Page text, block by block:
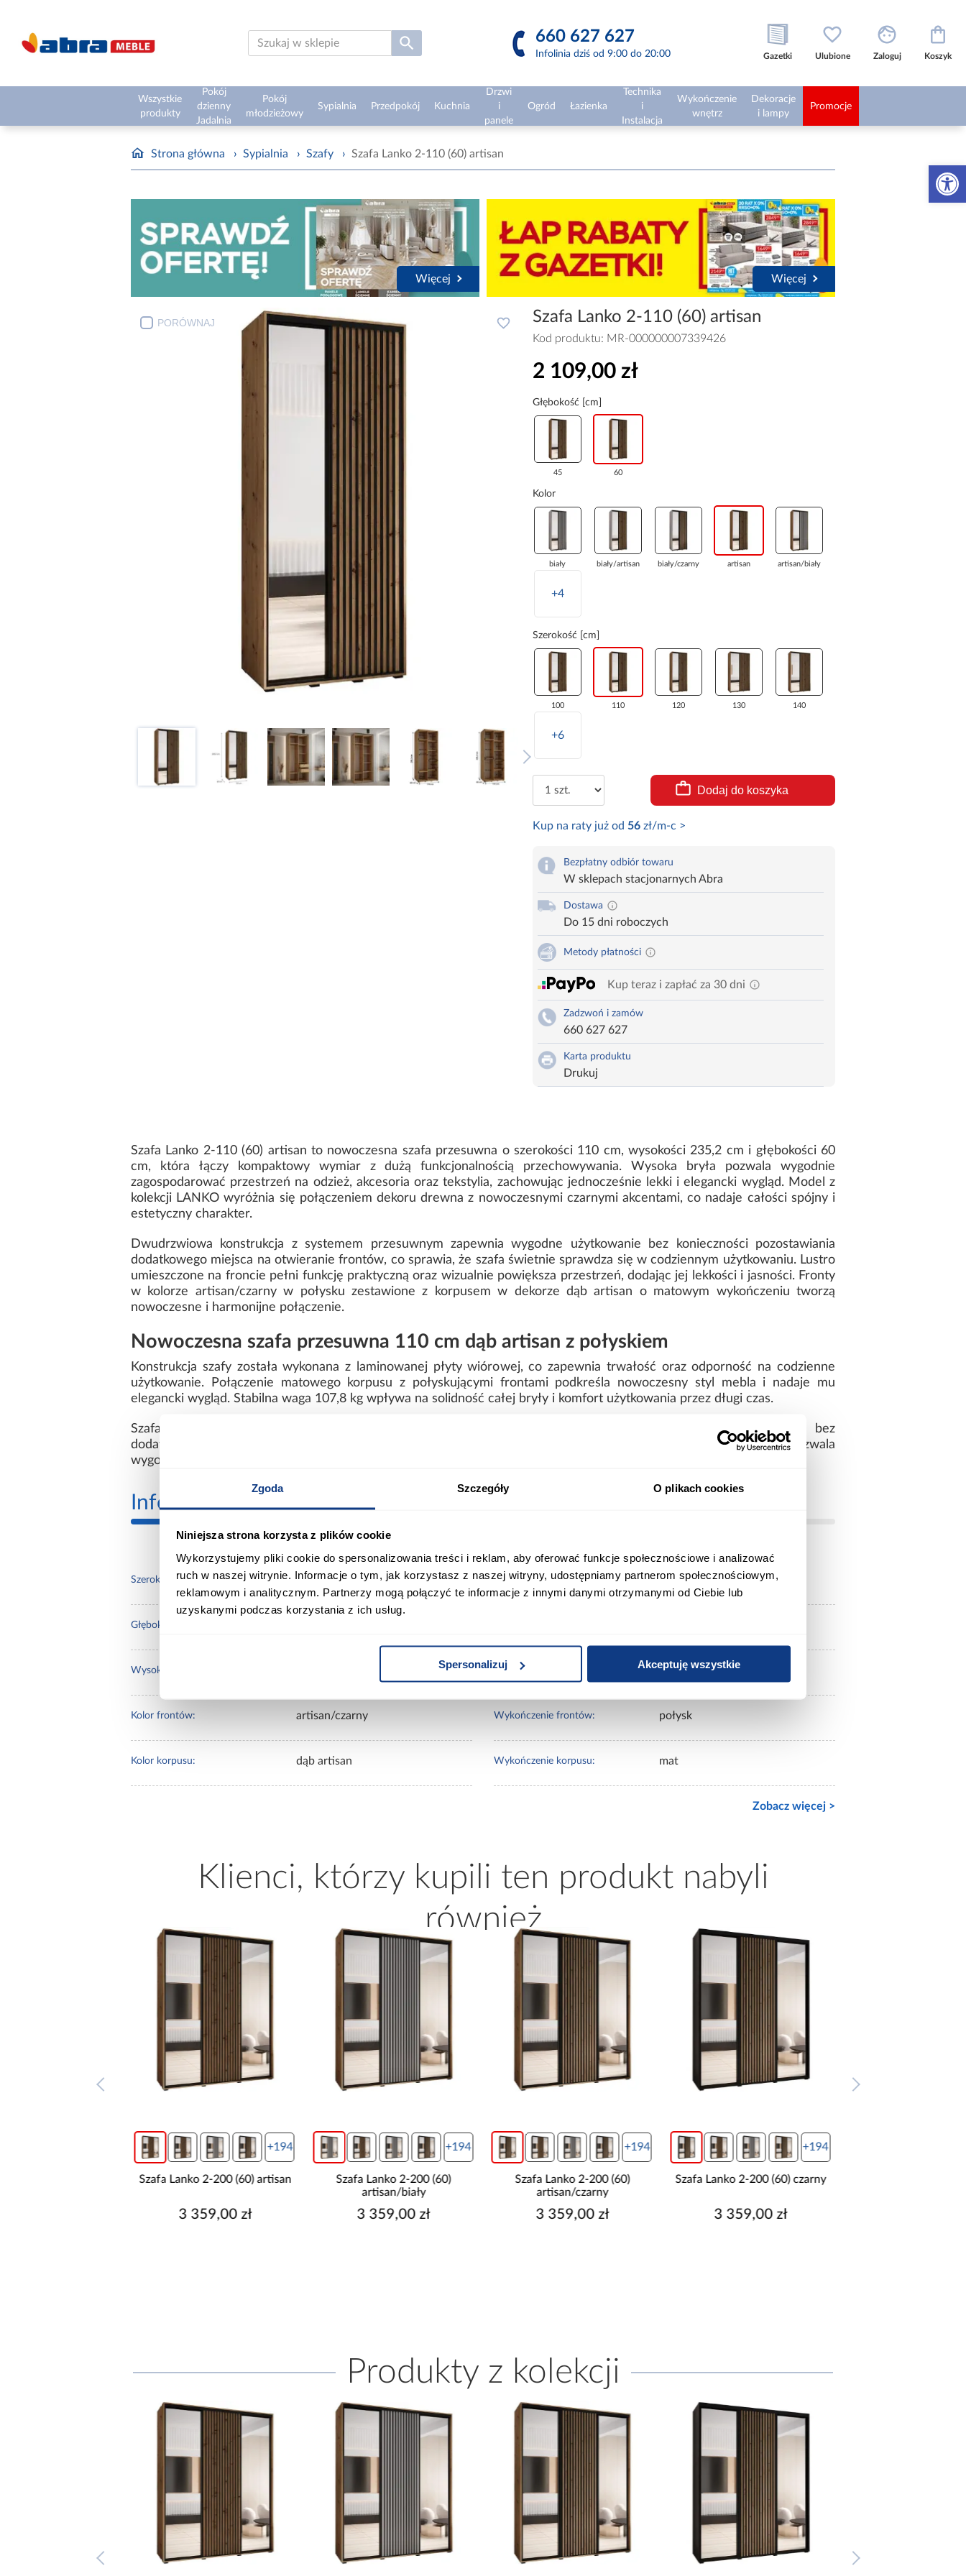
Zgoda Szczegóły O plikach cookies
Niniejsza strona korzysta z plików cookie
Wykorzystujemy pliki cookie do spersonalizowania treści i reklam, aby oferować funkcje społecznościowe i analizować
ruch w naszej witrynie. Informacje o tym, jak korzystasz z naszej witryny, udostępniamy partnerom społecznościowym,
reklamowym i analitycznym. Partnerzy mogą połączyć te informacje z innymi danymi otrzymanymi od Ciebie lub
uzyskanymi podczas korzystania z ich usług.
Spersonalizuj Akceptuję wszystkie
Otwórz
660 627 627
Infolinia dziś od 9:00 do 20:00 Gazetki Ulubione Zaloguj Koszyk
Wszystkie
produkty
Pokój
dzienny
Jadalnia
Pokój
młodzieżowy
Sypialnia Przedpokój Kuchnia
Drzwi
i
panele
Ogród Łazienka
Technika
i
Instalacja
Wykończenie
wnętrz
Dekoracje
i lampy
Promocje
Strona główna › Sypialnia › Szafy › Szafa Lanko 2-110 (60) artisan
Więcej Więcej
PORÓWNAJ Szafa Lanko 2-110 (60) artisan
Kod produktu: MR-000000007339426
2 109,00 zł
Głębokość [cm]
45 60
Kolor
biały biały/artisan biały/czarny artisan artisan/biały
+4
Szerokość [cm]
100 110 120 130 140
+6
Dodaj do koszyka
Kup na raty już od 56zł/m-c >
Bezpłatny odbiór towaru
W sklepach stacjonarnych Abra
Dostawa
Do 15 dni roboczych
Metody płatności
Kup teraz i zapłać za 30 dni
Zadzwoń i zamów
660 627 627
Karta produktu
Drukuj
Szafa Lanko 2-110 (60) artisan to nowoczesna szafa przesuwna o szerokości 110 cm, wysokości 235,2 cm i głębokości 60
cm, która łączy kompaktowy wymiar z dużą funkcjonalnością przechowywania. Wysoka bryła pozwala wygodnie
zagospodarować przestrzeń na odzież, akcesoria oraz tekstylia, zachowując jednocześnie lekki i elegancki wygląd. Model z
kolekcji LANKO wyróżnia się połączeniem dekoru drewna z nowoczesnymi czarnymi akcentami, co nadaje całości spójny i
estetyczny charakter.
Dwudrzwiowa konstrukcja z systemem przesuwnym zapewnia wygodne użytkowanie bez konieczności pozostawiania
dodatkowego miejsca na otwieranie frontów, co sprawia, że szafa świetnie sprawdza się w codziennym użytkowaniu. Lustro
umieszczone na froncie pełni funkcję praktyczną oraz wizualnie powiększa przestrzeń, dodając jej lekkości i jasności. Fronty
w kolorze artisan/czarny w połysku zestawione z korpusem w dekorze dąb artisan o matowym wykończeniu tworzą
nowoczesne i harmonijne połączenie.
Nowoczesna szafa przesuwna 110 cm dąb artisan z połyskiem
Konstrukcja szafy została wykonana z laminowanej płyty wiórowej, co zapewnia trwałość oraz odporność na codzienne
użytkowanie. Połączenie matowego korpusu z połyskującymi frontami podkreśla nowoczesny styl mebla i nadaje mu
elegancki wygląd. Stabilna waga 107,8 kg wpływa na solidność całej bryły i komfort użytkowania przez długi czas.
Szafa Lanko 2-110 artisan nie posiada oświetlenia, dzięki czemu zachowuje minimalistyczną i spójną formę bez
dodatkowych elementów. Model przeznaczony jest do samodzielnego montażu, a jego przemyślana konstrukcja pozwala
wygodnie zorganizować przestrzeń i utrzymać porządek w codziennym użytkowaniu
Informacje Transport
Szerokość [cm]: 110.00
Głębokość [cm]:
Wysokość [cm]:
Kolor frontów: artisan/czarny
Kolor korpusu: dąb artisan
Wybarwienie: jasne drewnopodobne
Ilość drzwi: 2-drzwiowa
Wykończenie frontów: połysk
Wykończenie korpusu: mat
Zobacz więcej >
Klienci, którzy kupili ten produkt nabyli
również
+194
Szafa Lanko 2-200 (60)
3 359,00 zł
+194
Szafa Lanko 2-200 (60)
artisan/czarny
3 359,00 zł
+194
Szafa Lanko 2-200 (60) czarny
3 359,00 zł
+194
Szafa Lanko 2-200 (60)
3 359,00 zł
Produkty z kolekcji